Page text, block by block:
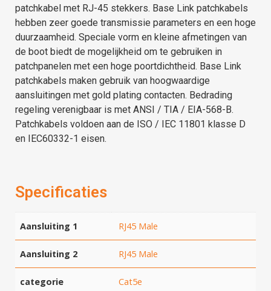
patchkabel met RJ-45 stekkers. Base Link patchkabels
hebben zeer goede transmissie parameters en een hoge
duurzaamheid. Speciale vorm en kleine afmetingen van
de boot biedt de mogelijkheid om te gebruiken in
patchpanelen met een hoge poortdichtheid. Base Link
patchkabels maken gebruik van hoogwaardige
aansluitingen met gold plating contacten. Bedrading
regeling verenigbaar is met ANSI / TIA / EIA-568-B.
Patchkabels voldoen aan de ISO / IEC 11801 klasse D
en IEC60332-1 eisen.
Specificaties
Aansluiting 1 RJ45 Male
Aansluiting 2 RJ45 Male
categorie Cat5e